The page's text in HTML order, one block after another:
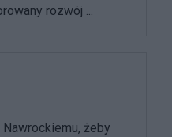
rozwój ...
żeby